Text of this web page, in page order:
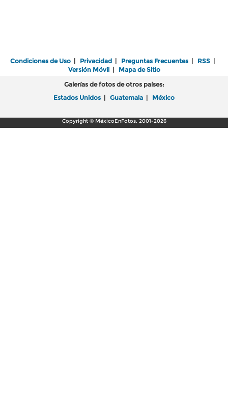
Condiciones de Uso | Privacidad | Preguntas Frecuentes | RSS |
Versión Móvil| Mapa de Sitio
Galerías de fotos de otros países:
Estados Unidos | Guatemala | México
Copyright © MéxicoEnFotos, 2001-2026